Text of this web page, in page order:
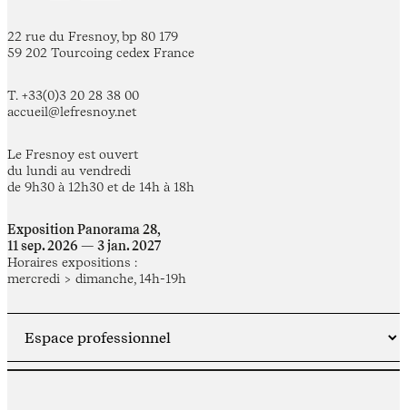
22 rue du Fresnoy, bp 80 179
59 202 Tourcoing cedex France
T. +33(0)3 20 28 38 00
accueil@lefresnoy.net
Le Fresnoy est ouvert
du lundi au vendredi
de 9h30 à 12h30 et de 14h à 18h
Exposition Panorama 28,
11 sep. 2026 — 3 jan. 2027
Horaires expositions :
mercredi > dimanche, 14h-19h